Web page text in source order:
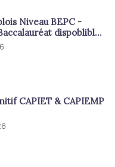
Niveau BEPC -
dispoblible
CAPIET & CAPIEMP